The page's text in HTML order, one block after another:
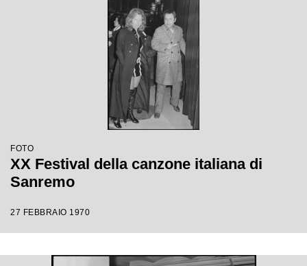
FOTO
XX Festival della canzone italiana di
Sanremo
27 FEBBRAIO 1970